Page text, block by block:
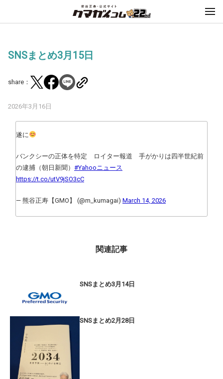
SNSまとめ3月15日
share：
2026年3月16日
遂に
バンクシーの正体を特定 ロイター報道 手がかりは四半世紀前
の逮捕（朝日新聞） #Yahooニュース
https://t.co/utV9jSO3cC
— 熊谷正寿【GMO】 (@m_kumagai) March 14, 2026
関連記事
SNSまとめ3月14日
SNSまとめ2月28日